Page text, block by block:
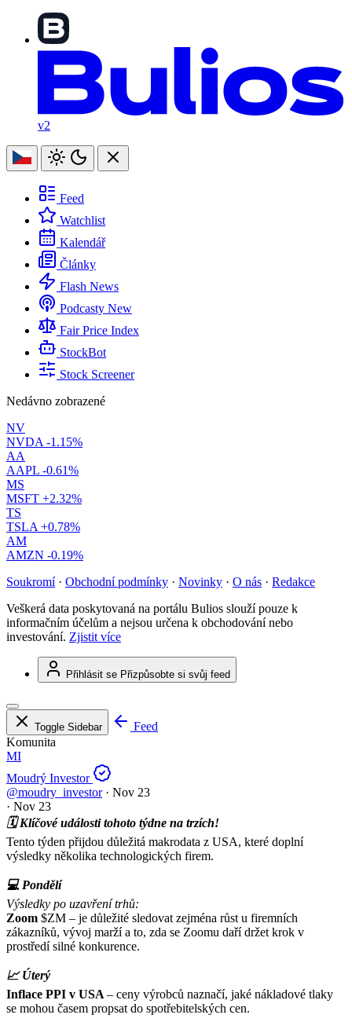
v2
Feed
Watchlist
Kalendář
Články
Flash News
Podcasty New
Fair Price Index
StockBot
Stock Screener
Nedávno zobrazené
NV
NVDA -1.15%
AA
AAPL -0.61%
MS
MSFT +2.32%
TS
TSLA +0.78%
AM
AMZN -0.19%
Soukromí · Obchodní podmínky · Novinky · O nás · Redakce
Veškerá data poskytovaná na portálu Bulios slouží pouze k
informačním účelům a nejsou určena k obchodování nebo
investování. Zjistit více
Přihlásit se Přizpůsobte si svůj feed
Toggle Sidebar
Feed
Komunita
MI
Moudrý Investor
@moudry_investor · Nov 23
· Nov 23
🗓️ Klíčové události tohoto týdne na trzích!
Tento týden přijdou důležitá makrodata z USA, které doplní
výsledky několika technologických firem.
💻 Pondělí
Výsledky po uzavření trhů:
Zoom $ZM – je důležité sledovat zejména růst u firemních
zákazníků, vývoj marží a to, zda se Zoomu daří držet krok v
prostředí silné konkurence.
📈 Úterý
Inflace PPI v USA – ceny výrobců naznačí, jaké nákladové tlaky
se mohou časem propsat do spotřebitelských cen.